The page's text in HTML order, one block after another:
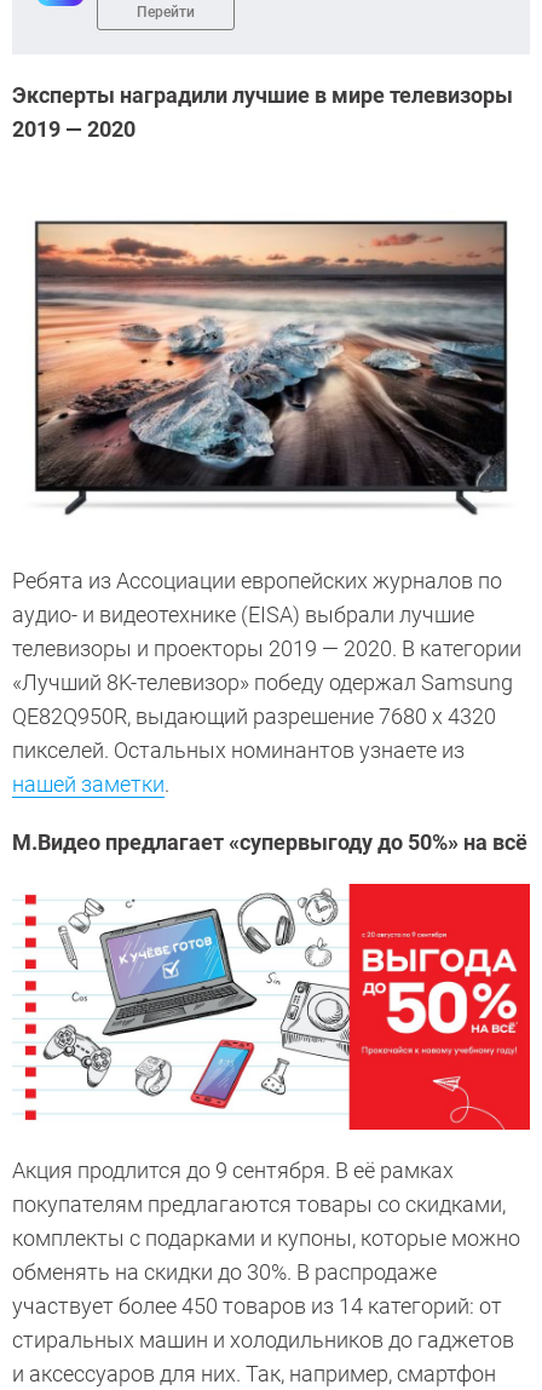
Перейти
Эксперты наградили лучшие в мире телевизоры
2019 — 2020
Ребята из Ассоциации европейских журналов по
аудио- и видеотехнике (EISA) выбрали лучшие
телевизоры и проекторы 2019 — 2020. В категории
«Лучший 8K-телевизор» победу одержал Samsung
QE82Q950R, выдающий разрешение 7680 х 4320
пикселей. Остальных номинантов узнаете из
нашей заметки.
М.Видео предлагает «супервыгоду до 50%» на всё
Акция продлится до 9 сентября. В её рамках
покупателям предлагаются товары со скидками,
комплекты с подарками и купоны, которые можно
обменять на скидки до 30%. В распродаже
участвует более 450 товаров из 14 категорий: от
стиральных машин и холодильников до гаджетов
и аксессуаров для них. Так, например, смартфон